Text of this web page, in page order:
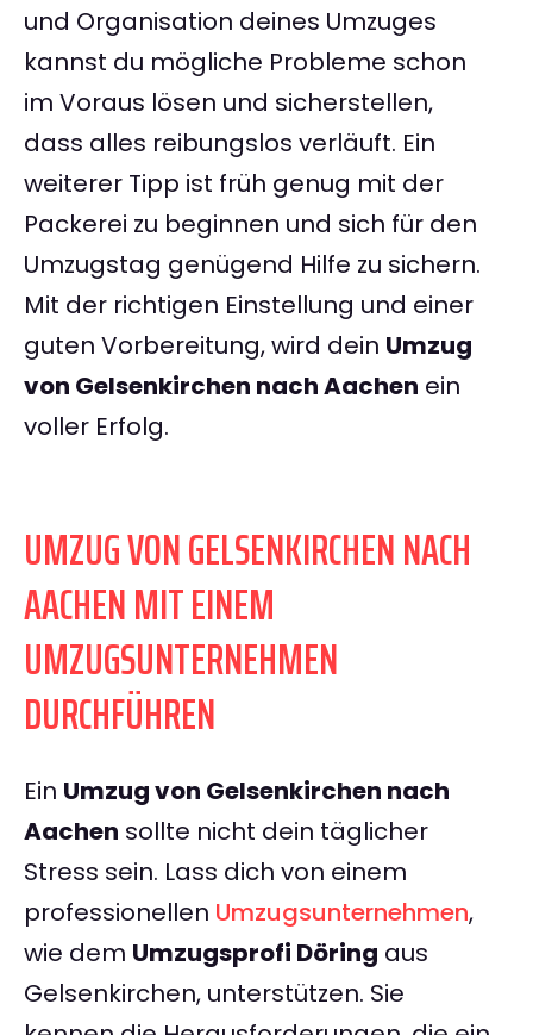
und Organisation deines Umzuges
kannst du mögliche Probleme schon
im Voraus lösen und sicherstellen,
dass alles reibungslos verläuft. Ein
weiterer Tipp ist früh genug mit der
Packerei zu beginnen und sich für den
Umzugstag genügend Hilfe zu sichern.
Mit der richtigen Einstellung und einer
guten Vorbereitung, wird dein Umzug
von Gelsenkirchen nach Aachen ein
voller Erfolg.
UMZUG VON GELSENKIRCHEN NACH
AACHEN MIT EINEM
UMZUGSUNTERNEHMEN
DURCHFÜHREN
Ein Umzug von Gelsenkirchen nach
Aachen sollte nicht dein täglicher
Stress sein. Lass dich von einem
professionellen Umzugsunternehmen,
wie dem Umzugsprofi Döring aus
Gelsenkirchen, unterstützen. Sie